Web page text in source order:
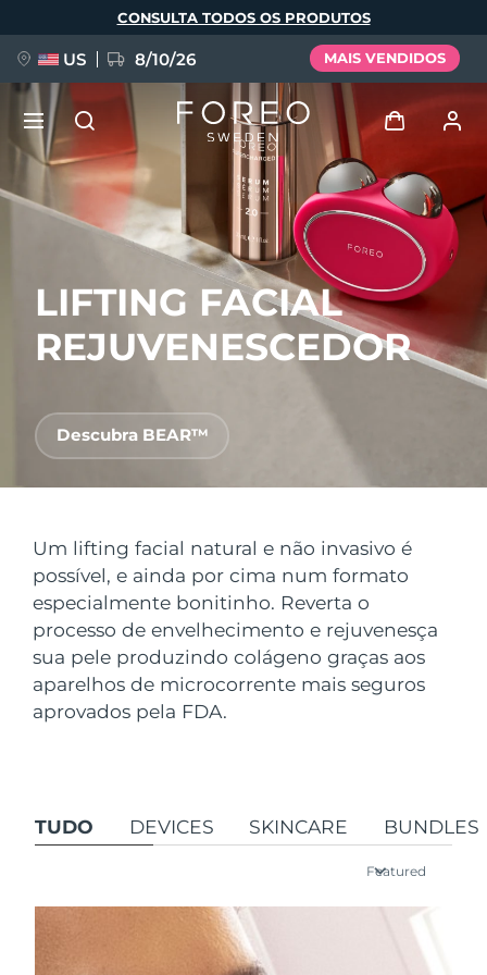
principal
LIFTING FACIAL
REJUVENESCEDOR
Descubra BEAR™
Um lifting facial natural e não invasivo é
possível, e ainda por cima num formato
especialmente bonitinho. Reverta o
processo de envelhecimento e rejuvenesça
sua pele produzindo colágeno graças aos
aparelhos de microcorrente mais seguros
aprovados pela FDA.
TUDO DEVICES SKINCARE BUNDLES
Featured
CONSULTA TODOS OS PRODUTOS
US 8/10/26 MAIS VENDIDOS
Entrar
Perfil de usuário
Meus aparelhos
Meus pedidos
NOVIDADE
FAQ™ Pure Beauty-Tech Elixir
BREAKING NEWS
issa™ Teeth Whitening Set
FAQ™ Dual LED Panel
POPULAR
Terapia com luz vermelha
Idioma
English Deutsch
Español
Français
Italiano
Português
Türkçe
简体中文
País de envio
Estados Unidos Entrega prevista 8/10/26
Reino Unido Entrega prevista
Espanha Entrega prevista8/9/26
Austrália
Entrega prevista 8/13/26
Austrália 8/12/26